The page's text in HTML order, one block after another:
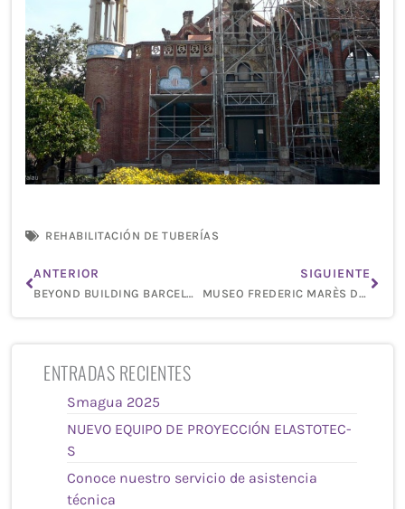
REHABILITACIÓN DE TUBERÍAS
Ant
ANTERIOR
BEYOND BUILDING BARCELONA CONSTRUMAT 2015
SIGUIENTE
MUSEO FREDERIC MARÈS DE BARCELONA
ENTRADAS RECIENTES
Smagua 2025
NUEVO EQUIPO DE PROYECCIÓN ELASTOTEC-
S
Conoce nuestro servicio de asistencia
técnica